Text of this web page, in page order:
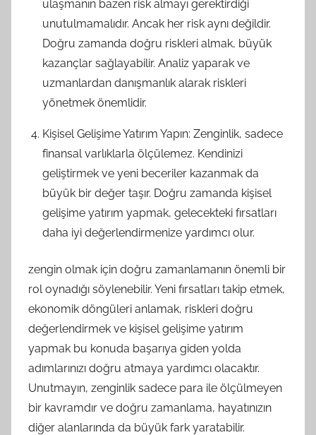
ulaşmanın bazen risk almayı gerektirdiği
unutulmamalıdır. Ancak her risk aynı değildir.
Doğru zamanda doğru riskleri almak, büyük
kazançlar sağlayabilir. Analiz yaparak ve
uzmanlardan danışmanlık alarak riskleri
yönetmek önemlidir.
Kişisel Gelişime Yatırım Yapın: Zenginlik, sadece
finansal varlıklarla ölçülemez. Kendinizi
geliştirmek ve yeni beceriler kazanmak da
büyük bir değer taşır. Doğru zamanda kişisel
gelişime yatırım yapmak, gelecekteki fırsatları
daha iyi değerlendirmenize yardımcı olur.
zengin olmak için doğru zamanlamanın önemli bir
rol oynadığı söylenebilir. Yeni fırsatları takip etmek,
ekonomik döngüleri anlamak, riskleri doğru
değerlendirmek ve kişisel gelişime yatırım
yapmak bu konuda başarıya giden yolda
adımlarınızı doğru atmaya yardımcı olacaktır.
Unutmayın, zenginlik sadece para ile ölçülmeyen
bir kavramdır ve doğru zamanlama, hayatınızın
diğer alanlarında da büyük fark yaratabilir.